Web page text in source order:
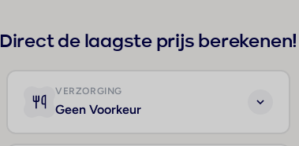
Direct de laagste prijs berekenen!
VERZORGING
Geen Voorkeur